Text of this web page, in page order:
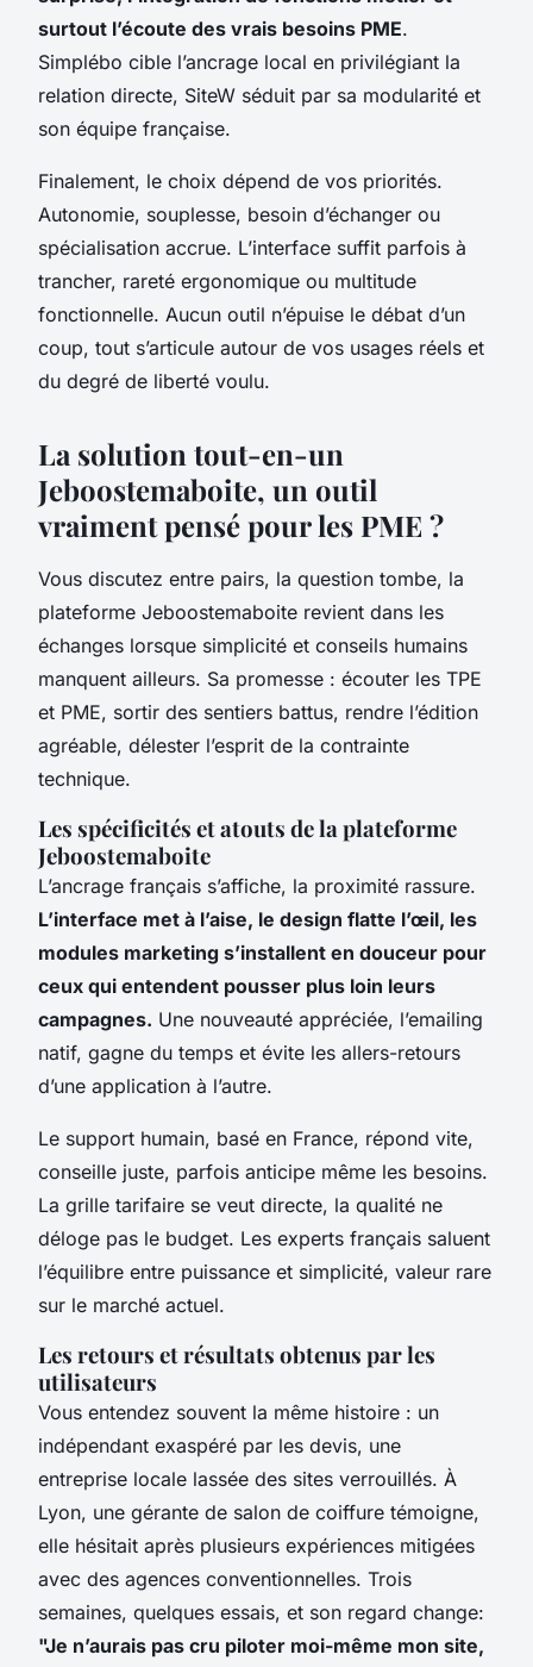
surtout l’écoute des vrais besoins PME.
Simplébo cible l’ancrage local en privilégiant la
relation directe, SiteW séduit par sa modularité et
son équipe française.
Finalement, le choix dépend de vos priorités.
Autonomie, souplesse, besoin d’échanger ou
spécialisation accrue. L’interface suffit parfois à
trancher, rareté ergonomique ou multitude
fonctionnelle. Aucun outil n’épuise le débat d’un
coup, tout s’articule autour de vos usages réels et
du degré de liberté voulu.
La solution tout-en-un
Jeboostemaboite, un outil
vraiment pensé pour les PME ?
Vous discutez entre pairs, la question tombe, la
plateforme Jeboostemaboite revient dans les
échanges lorsque simplicité et conseils humains
manquent ailleurs. Sa promesse : écouter les TPE
et PME, sortir des sentiers battus, rendre l’édition
agréable, délester l’esprit de la contrainte
technique.
Les spécificités et atouts de la plateforme
Jeboostemaboite
L’ancrage français s’affiche, la proximité rassure.
L’interface met à l’aise, le design flatte l’œil, les
modules marketing s’installent en douceur pour
ceux qui entendent pousser plus loin leurs
campagnes. Une nouveauté appréciée, l’emailing
natif, gagne du temps et évite les allers-retours
d’une application à l’autre.
Le support humain, basé en France, répond vite,
conseille juste, parfois anticipe même les besoins.
La grille tarifaire se veut directe, la qualité ne
déloge pas le budget. Les experts français saluent
l’équilibre entre puissance et simplicité, valeur rare
sur le marché actuel.
Les retours et résultats obtenus par les
utilisateurs
Vous entendez souvent la même histoire : un
indépendant exaspéré par les devis, une
entreprise locale lassée des sites verrouillés. À
Lyon, une gérante de salon de coiffure témoigne,
elle hésitait après plusieurs expériences mitigées
avec des agences conventionnelles. Trois
semaines, quelques essais, et son regard change:
"Je n’aurais pas cru piloter moi-même mon site,